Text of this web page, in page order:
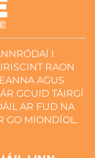
I
RAON
AGUS
GCUID TÁIRGÍ
AR FUD NA
GO MIONDÍOL.